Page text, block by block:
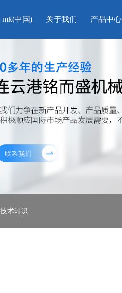
mk(中国) 关于我们 产品中心
技术知识